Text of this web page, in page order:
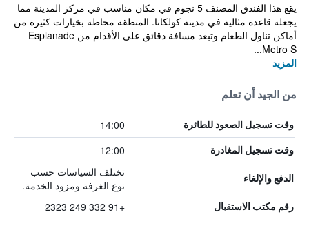
يقع هذا الفندق المصنف 5 نجوم في مكان مناسب في مركز المدينة مما
يجعله قاعدة مثالية في مدينة كولكاتا. المنطقة محاطة بخيارات كثيرة من
أماكن تناول الطعام وتبعد مسافة دقائق على الأقدام من Esplanade
Metro S...
المزيد
من الجيد أن تعلم
وقت تسجيل الصعود للطائرة 14:00
وقت تسجيل المغادرة 12:00
الدفع والإلغاء
تختلف السياسات حسب
نوع الغرفة ومزود الخدمة.
رقم مكتب الاستقبال +91 332 249 2323